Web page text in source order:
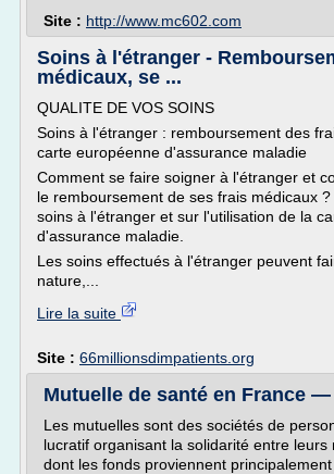
Site : http://www.mc602.com
Soins à l'étranger -
médicaux, se ...
QUALITE DE VOS SOINS
Soins à l'étranger : remboursement des
carte européenne d'assurance maladie
Comment se faire soigner à l'étranger et
le remboursement de ses frais médicaux
soins à l'étranger et sur l'utilisation de la
d'assurance maladie.
Les soins effectués à l'étranger peuvent
nature,...
Lire la suite
Site : 66millionsdimpatients.org
Mutuelle de santé en France
Les mutuelles sont des sociétés de
lucratif organisant la solidarité entre leurs
dont les fonds proviennent